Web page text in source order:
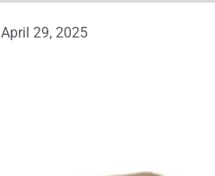
April 29, 2025